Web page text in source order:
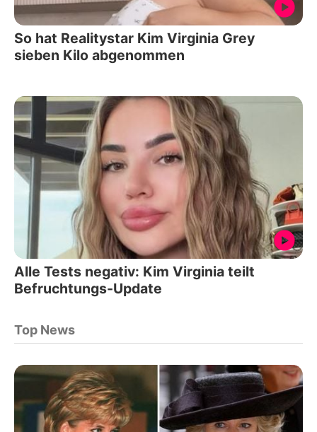
So hat Realitystar Kim Virginia Grey
sieben Kilo abgenommen
Alle Tests negativ: Kim Virginia teilt
Befruchtungs-Update
Top News